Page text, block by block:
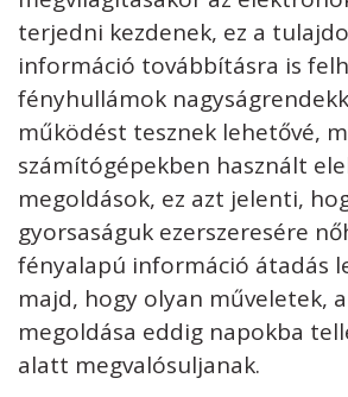
terjedni kezdenek, ez a
információ továbbításra is
fényhullámok
működést tesznek lehetővé,
számítógépekben használt
megoldások, ez azt jelenti,
gyorsaságuk ezerszeresére
fényalapú információ átadás
majd, hogy olyan műveletek,
megoldása eddig napokba
alatt megvalósuljanak.